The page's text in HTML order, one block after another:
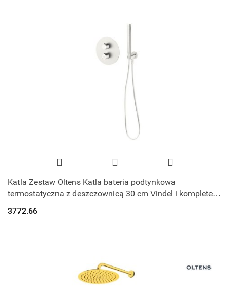
Katla Zestaw Oltens Katla bateria podtynkowa
termostatyczna z deszczownicą 30 cm Vindel i kompletem
3772.66